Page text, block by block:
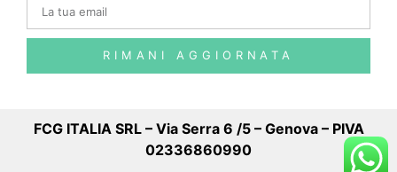
RIMANI AGGIORNATA
FCG ITALIA SRL – Via Serra 6 /5 – Genova – PIVA
02336860990